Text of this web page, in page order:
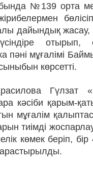
№139 орта
дайындық
отырып,
пәні мұғалімі
көрсетті.
Гүлзат
кәсіби қарым-
мұғалім
тиімді
көмек беріп,